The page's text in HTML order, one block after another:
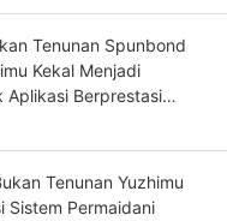
Tenunan Spunbond
Kekal Menjadi
Aplikasi Berprestasi
Tenunan Yuzhimu
Sistem Permaidani